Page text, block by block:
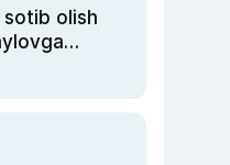
sotib olish
yigit